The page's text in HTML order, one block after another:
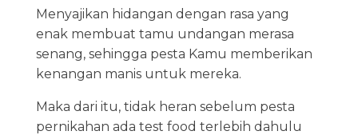
Menyajikan hidangan dengan rasa yang
enak membuat tamu undangan merasa
senang, sehingga pesta Kamu memberikan
kenangan manis untuk mereka.
Maka dari itu, tidak heran sebelum pesta
pernikahan ada test food terlebih dahulu